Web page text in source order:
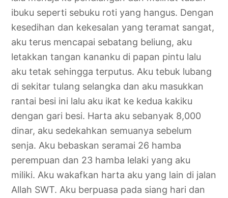
ibuku seperti sebuku roti yang hangus. Dengan
kesedihan dan kekesalan yang teramat sangat,
aku terus mencapai sebatang beliung, aku
letakkan tangan kananku di papan pintu lalu
aku tetak sehingga terputus. Aku tebuk lubang
di sekitar tulang selangka dan aku masukkan
rantai besi ini lalu aku ikat ke kedua kakiku
dengan gari besi. Harta aku sebanyak 8,000
dinar, aku sedekahkan semuanya sebelum
senja. Aku bebaskan seramai 26 hamba
perempuan dan 23 hamba lelaki yang aku
miliki. Aku wakafkan harta aku yang lain di jalan
Allah SWT. Aku berpuasa pada siang hari dan